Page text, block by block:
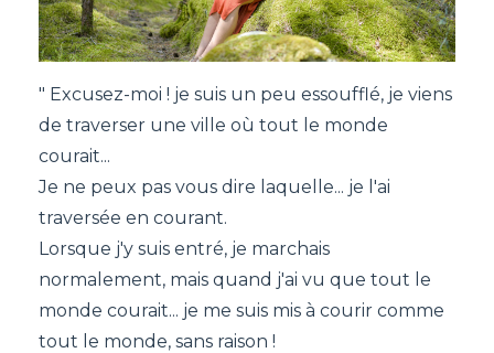
" Excusez-moi ! je suis un peu essoufflé, je viens
de traverser une ville où tout le monde
courait...
Je ne peux pas vous dire laquelle... je l'ai
traversée en courant.
Lorsque j'y suis entré, je marchais
normalement, mais quand j'ai vu que tout le
monde courait... je me suis mis à courir comme
tout le monde, sans raison !